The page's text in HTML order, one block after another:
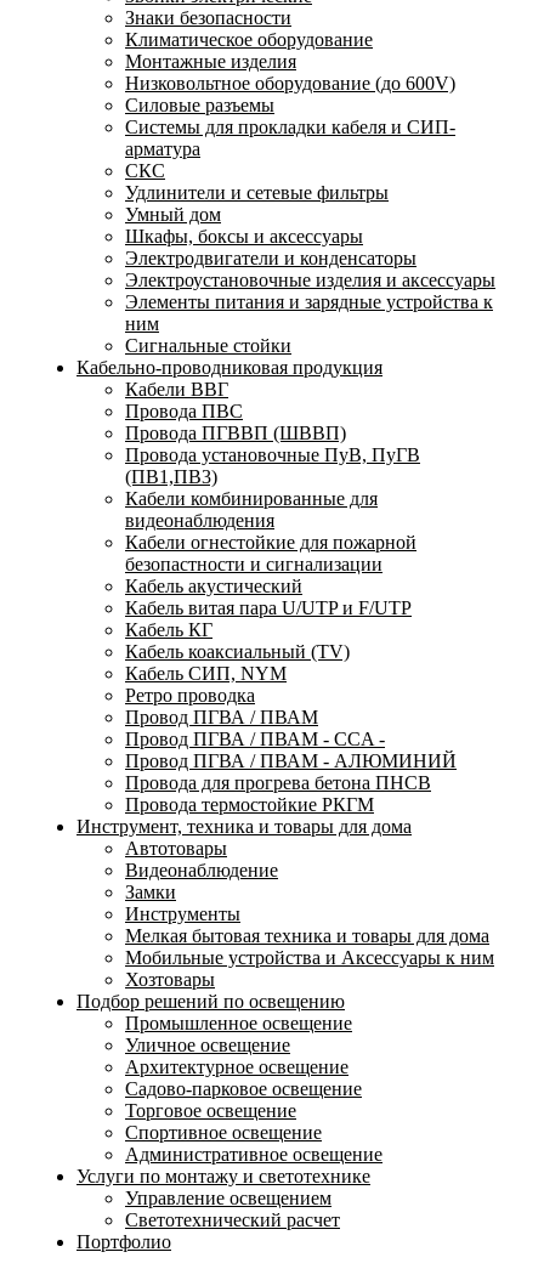
Знаки безопасности
Климатическое оборудование
Монтажные изделия
Низковольтное оборудование (до 600V)
Силовые разъемы
Системы для прокладки кабеля и СИП-
арматура
СКС
Удлинители и сетевые фильтры
Умный дом
Шкафы, боксы и аксессуары
Электродвигатели и конденсаторы
Электроустановочные изделия и аксессуары
Элементы питания и зарядные устройства к
ним
Сигнальные стойки
Кабельно-проводниковая продукция
Кабели ВВГ
Провода ПВС
Провода ПГВВП (ШВВП)
Провода установочные ПуВ, ПуГВ
(ПВ1,ПВ3)
Кабели комбинированные для
видеонаблюдения
Кабели огнестойкие для пожарной
безопастности и сигнализации
Кабель акустический
Кабель витая пара U/UTP и F/UTP
Кабель КГ
Кабель коаксиальный (TV)
Кабель СИП, NYM
Ретро проводка
Провод ПГВА / ПВАМ
Провод ПГВА / ПВАМ - CCA -
Провод ПГВА / ПВАМ - АЛЮМИНИЙ
Провода для прогрева бетона ПНСВ
Провода термостойкие РКГМ
Инструмент, техника и товары для дома
Автотовары
Видеонаблюдение
Замки
Инструменты
Мелкая бытовая техника и товары для дома
Мобильные устройства и Аксессуары к ним
Хозтовары
Подбор решений по освещению
Промышленное освещение
Уличное освещение
Архитектурное освещение
Садово-парковое освещение
Торговое освещение
Спортивное освещение
Административное освещение
Услуги по монтажу и светотехнике
Управление освещением
Светотехнический расчет
Портфолио